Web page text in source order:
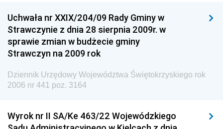
Dziennik Urzędowy Ministra Przemysłu
Dziennik Urzędowy Ministra Finansów i Gospodarki
Dziennik Urzędowy Ministra do Spraw Unii
Dziennik Urzędowy Agencji Wywiadu
Uchwała nr XXIX/204/09 Rady Gminy w
Strawczynie z dnia 28 sierpnia 2009r. w
sprawie zmian w budżecie gminy
Strawczyn na 2009 rok
Dziennik Urzędowy Województwa Świętokrzyskiego rok
2006 nr 441 poz. 3164
Wyrok nr II SA/Ke 463/22 Wojewódzkiego